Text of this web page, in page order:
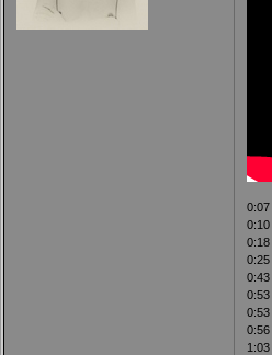
0:07
0:10
0:18
0:25
0:43
0:53
0:53
0:56
1:03